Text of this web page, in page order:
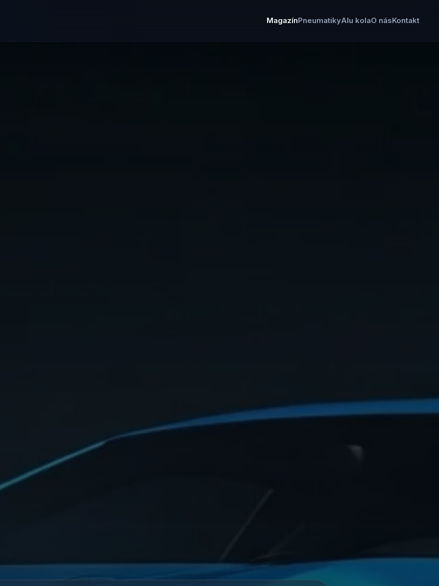
MagazínPneumatikyAlu kolaO násKontakt